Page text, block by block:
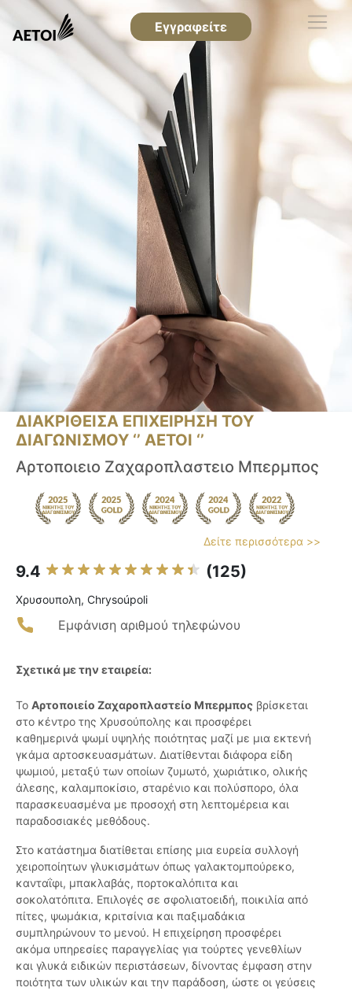
Εγγραφείτε
ΔΙΑΚΡΙΘΕΙΣΑ ΕΠΙΧΕΙΡΗΣΗ ΤΟΥ
ΔΙΑΓΩΝΙΣΜΟΥ ‘’ ΑΕΤΟΙ ‘’
Αρτοποιειο Ζαχαροπλαστειο Μπερμπος
Δείτε περισσότερα >>
9.4 (125)
Χρυσουπολη, Chrysoúpoli
Εμφάνιση αριθμού τηλεφώνου
Σχετικά με την εταιρεία:
Το Αρτοποιείο Ζαχαροπλαστείο Μπερμπος βρίσκεται
στο κέντρο της Χρυσούπολης και προσφέρει
καθημερινά ψωμί υψηλής ποιότητας μαζί με μια εκτενή
γκάμα αρτοσκευασμάτων. Διατίθενται διάφορα είδη
ψωμιού, μεταξύ των οποίων ζυμωτό, χωριάτικο, ολικής
άλεσης, καλαμποκίσιο, σταρένιο και πολύσπορο, όλα
παρασκευασμένα με προσοχή στη λεπτομέρεια και
παραδοσιακές μεθόδους.
Στο κατάστημα διατίθεται επίσης μια ευρεία συλλογή
χειροποίητων γλυκισμάτων όπως γαλακτομπούρεκο,
κανταΐφι, μπακλαβάς, πορτοκαλόπιτα και
σοκολατόπιτα. Επιλογές σε σφολιατοειδή, ποικιλία από
πίτες, ψωμάκια, κριτσίνια και παξιμαδάκια
συμπληρώνουν το μενού. Η επιχείρηση προσφέρει
ακόμα υπηρεσίες παραγγελίας για τούρτες γενεθλίων
και γλυκά ειδικών περιστάσεων, δίνοντας έμφαση στην
ποιότητα των υλικών και την παράδοση, ώστε οι γεύσεις